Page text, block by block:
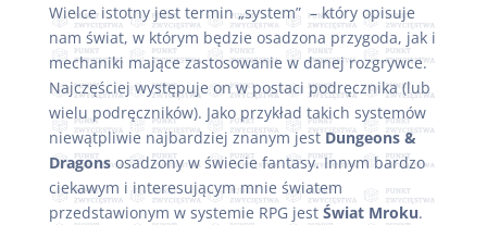
Wielce istotny jest termin „system” – który opisuje
nam świat, w którym będzie osadzona przygoda, jak i
mechaniki mające zastosowanie w danej rozgrywce.
Najczęściej występuje on w postaci podręcznika (lub
wielu podręczników). Jako przykład takich systemów
niewątpliwie najbardziej znanym jestDungeons &
Dragonsosadzony w świecie fantasy. Innym bardzo
ciekawym i interesującym mnie światem
przedstawionym w systemie RPG jest Świat Mroku.